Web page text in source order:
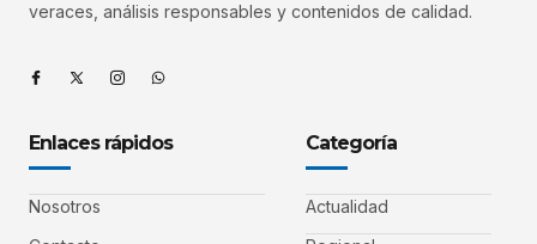
veraces, análisis responsables y contenidos de calidad.
Enlaces rápidos
Nosotros
Categoría
Actualidad